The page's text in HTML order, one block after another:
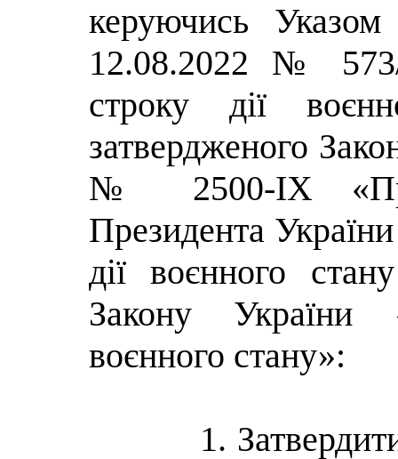
керуючись
12.08.2022 №
строку дії
затвердженого
№ 2500-ІХ «Про
Президента
дії воєнного
Закону
воєнного стану»:
1.